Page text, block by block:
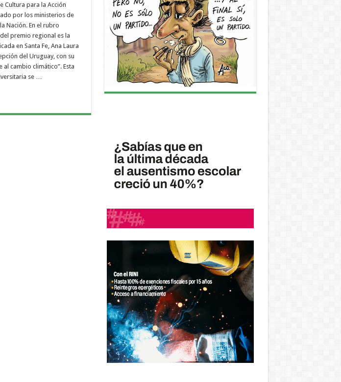
Cultura para la Acción
por los ministerios de
Nación. En el rubro
premio regional es la
en Santa Fe, Ana Laura
del Uruguay, con su
cambio climático”. Esta
se …